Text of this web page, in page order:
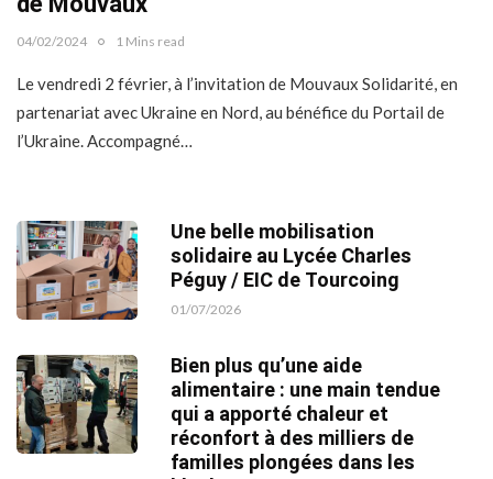
04/02/2024 1 Mins read
Le vendredi 2 février, à l’invitation de Mouvaux Solidarité, en
partenariat avec Ukraine en Nord, au bénéfice du Portail de
l’Ukraine. Accompagné…
Une belle mobilisation
solidaire au Lycée Charles
Péguy / EIC de Tourcoing
01/07/2026
Bien plus qu’une aide
alimentaire : une main tendue
qui a apporté chaleur et
réconfort à des milliers de
familles plongées dans les